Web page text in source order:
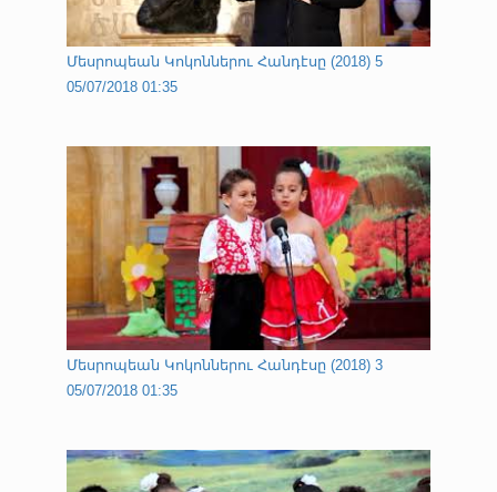
Մեսրոպեան Կոկոններու Հանդէսը (2018) 5
05/07/2018 01:35
Մեսրոպեան Կոկոններու Հանդէսը (2018) 3
05/07/2018 01:35